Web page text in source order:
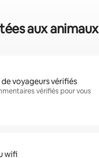
aux animaux
voyageurs vérifiés
vérifiés pour vous
wifi